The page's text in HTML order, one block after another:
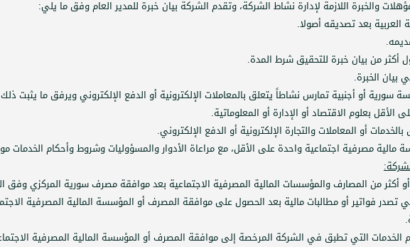
والخبرة اللازمة لإدارة نشاط الشركة، وتقدم الشركة بيان خبرة للمدير العام وفق ما يلي:
العربية بعد تصديقه أصولا.
بيان الخبرة.
سورية أو أجنبية تمارس نشاطاً يتعلق بالمعاملات الإلكترونية أو الدفع الإلكتروني ويرفق ما يثبت
الأقل بعلوم الاقتصاد أو الإدارة أو المعلوماتية.
أو المعاملات والتجارة الإلكترونية أو الدفع الإلكتروني.
مصرفية اجتماعية واحدة على الأقل، مع مراعاة الأدوار والمسؤوليات وشروط وأحكام الخدمات
أكثر من المصارف والمؤسسات المالية المصرفية الاجتماعية بعد موافقة مصرف سورية المركزي وفق
تصدر فواتير أو مطالبات مالية بعد الحصول على موافقة المصرف أو المؤسسة المالية المصرفية
التي تطبق في الشركة المرخصة إلى موافقة المصرف أو المؤسسة المالية المصرفية